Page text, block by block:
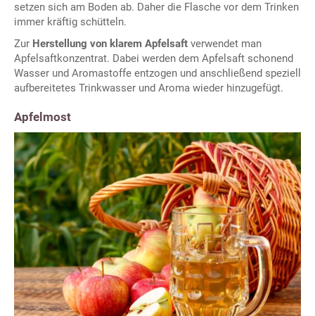
setzen sich am Boden ab. Daher die Flasche vor dem Trinken
immer kräftig schütteln.
Zur Herstellung von klarem Apfelsaft verwendet man
Apfelsaftkonzentrat. Dabei werden dem Apfelsaft schonend
Wasser und Aromastoffe entzogen und anschließend speziell
aufbereitetes Trinkwasser und Aroma wieder hinzugefügt.
Apfelmost